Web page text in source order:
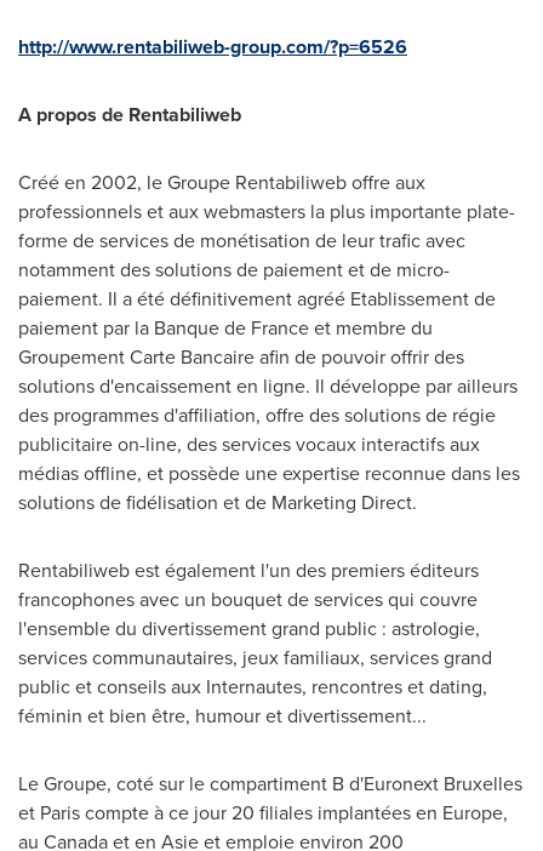
http://www.rentabiliweb-group.com/?p=6526
A propos de Rentabiliweb
Créé en 2002, le Groupe Rentabiliweb offre aux
professionnels et aux webmasters la plus importante plate-
forme de services de monétisation de leur trafic avec
notamment des solutions de paiement et de micro-
paiement. Il a été définitivement agréé Etablissement de
paiement par la Banque de Franceet membre du
Groupement Carte Bancaire afin de pouvoir offrir des
solutions d'encaissement en ligne. Il développe par ailleurs
des programmes d'affiliation, offre des solutions de régie
publicitaire on-line, des services vocaux interactifs aux
médias offline, et possède une expertise reconnue dans les
solutions de fidélisation et de Marketing Direct.
Rentabiliweb est également l'un des premiers éditeurs
francophones avec un bouquet de services qui couvre
l'ensemble du divertissement grand public : astrologie,
services communautaires, jeux familiaux, services grand
public et conseils aux Internautes, rencontres et dating,
féminin et bien être, humour et divertissement...
Le Groupe, coté sur le compartiment B d'Euronext Bruxelles
et Pariscompte à ce jour 20 filiales implantées en Europe,
au Canadaet en Asie et emploie environ 200